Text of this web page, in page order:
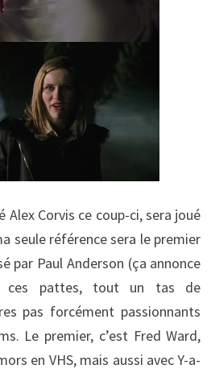
Corvis ce coup-ci, sera joué
seule référence sera le premier
par Paul Anderson (ça annonce
ces pattes, tout un tas de
pas forcément passionnants
Le premier, c’est Fred Ward,
en VHS, mais aussi avec Y-a-